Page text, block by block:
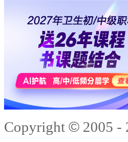
Copyright © 2005 -